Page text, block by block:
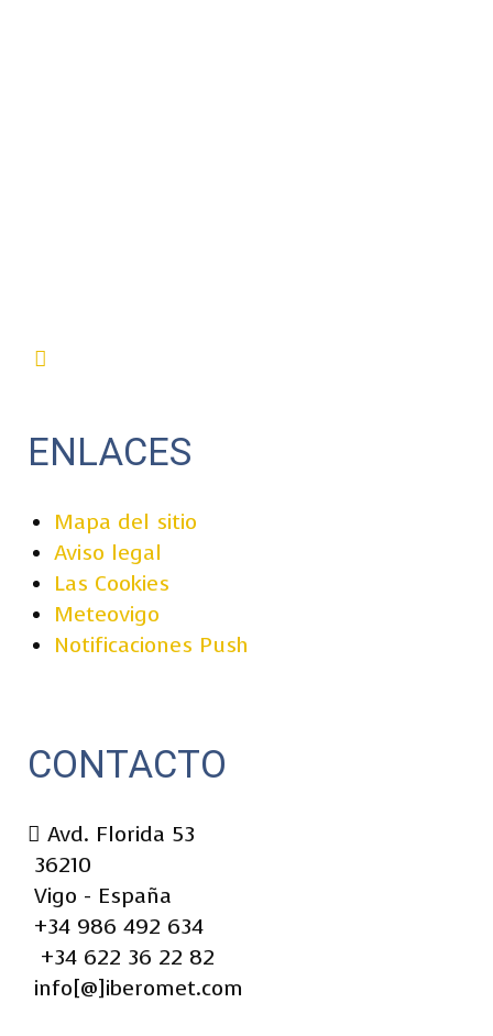
ENLACES
Mapa del sitio
Aviso legal
Las Cookies
Meteovigo
Notificaciones Push
CONTACTO
Avd. Florida 53
36210
Vigo - España
+34 986 492 634
+34 622 36 22 82
info[@]iberomet.com